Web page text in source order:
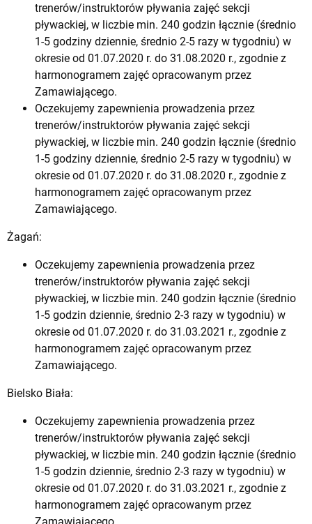
trenerów/instruktorów pływania zajęć sekcji
pływackiej, w liczbie min. 240 godzin łącznie (średnio
1-5 godziny dziennie, średnio 2-5 razy w tygodniu) w
okresie od 01.07.2020 r. do 31.08.2020 r., zgodnie z
harmonogramem zajęć opracowanym przez
Zamawiającego.
Oczekujemy zapewnienia prowadzenia przez
trenerów/instruktorów pływania zajęć sekcji
pływackiej, w liczbie min. 240 godzin łącznie (średnio
1-5 godziny dziennie, średnio 2-5 razy w tygodniu) w
okresie od 01.07.2020 r. do 31.08.2020 r., zgodnie z
harmonogramem zajęć opracowanym przez
Zamawiającego.
Żagań:
Oczekujemy zapewnienia prowadzenia przez
trenerów/instruktorów pływania zajęć sekcji
pływackiej, w liczbie min. 240 godzin łącznie (średnio
1-5 godzin dziennie, średnio 2-3 razy w tygodniu) w
okresie od 01.07.2020 r. do 31.03.2021 r., zgodnie z
harmonogramem zajęć opracowanym przez
Zamawiającego.
Bielsko Biała:
Oczekujemy zapewnienia prowadzenia przez
trenerów/instruktorów pływania zajęć sekcji
pływackiej, w liczbie min. 240 godzin łącznie (średnio
1-5 godzin dziennie, średnio 2-3 razy w tygodniu) w
okresie od 01.07.2020 r. do 31.03.2021 r., zgodnie z
harmonogramem zajęć opracowanym przez
Zamawiającego.